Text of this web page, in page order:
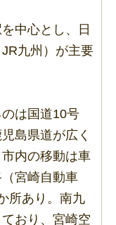
中心とし、日
九州）が主要
は国道10号
島県道が広く
内の移動は車
宮崎自動車
所あり。南九
おり、宮崎空